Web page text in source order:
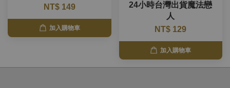
NT$ 149
加入購物車
24小時台灣出貨魔法戀
人
NT$ 129
加入購物車